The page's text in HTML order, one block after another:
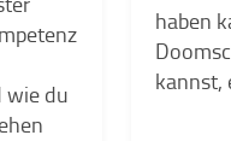
wie du
haben
kannst,